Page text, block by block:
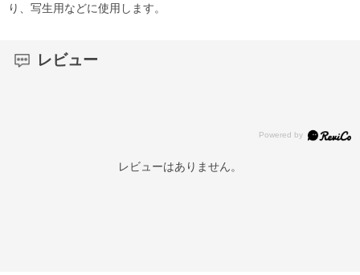
り、写生用などに使用します。
レビュー
レビューはありません。